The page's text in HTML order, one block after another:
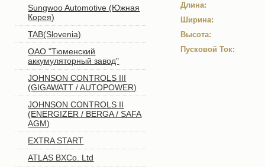
Длина:
Ширина:
Высота:
Пусковой Ток:
Sungwoo Automotive (Южная
Корея)
TAB(Slovenia)
ОАО "Тюменский
аккумуляторный завод"
JOHNSON CONTROLS III
(GIGAWATT / AUTOPOWER)
JOHNSON CONTROLS II
(ENERGIZER / BERGA / SAFA
AGM)
EXTRA START
ATLAS BXCo. Ltd